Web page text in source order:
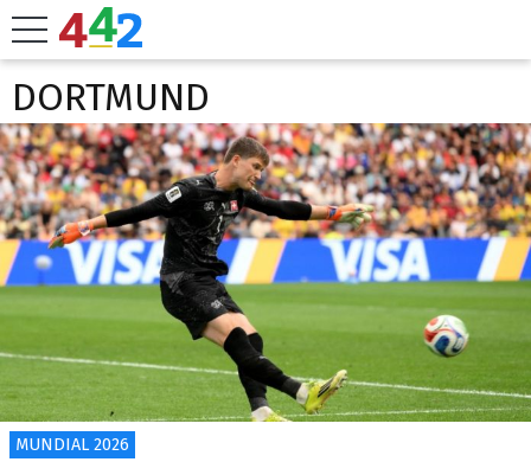
DORTMUND
MUNDIAL 2026